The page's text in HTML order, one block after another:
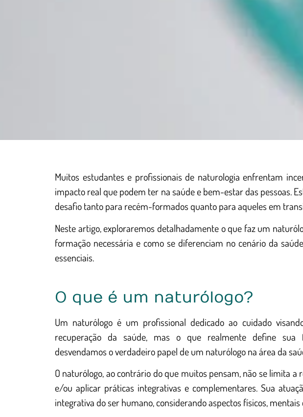
Muitos estudantes e profissionais de naturologia enfrentam
impacto real que podem ter na saúde e bem-estar das pessoas.
desafio tanto para recém-formados quanto para aqueles em
Neste artigo, exploraremos detalhadamente o que faz um
formação necessária e como se diferenciam no cenário da
essenciais.
O que é um naturólogo?
Um naturólogo é um profissional dedicado ao cuidado
recuperação da saúde, mas o que realmente define sua
desvendamos o verdadeiro papel de um naturólogo na área da
O naturólogo, ao contrário do que muitos pensam, não se limita
e/ou aplicar práticas integrativas e complementares. Sua
integrativa do ser humano, considerando aspectos físicos, mentais